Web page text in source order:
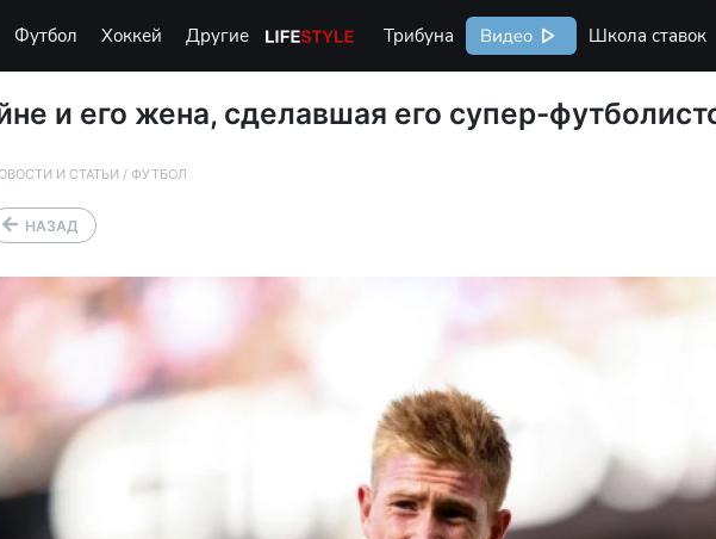
Футбол Хоккей Другие Life Style Трибуна Видео Школа ставок
и его жена, сделавшая его супер-
И СТАТЬИ / ФУТБОЛ
НАЗАД